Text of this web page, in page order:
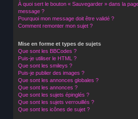
À quoi sert le bouton « Sauvegarder » dans la
message ?
Pourquoi mon message doit être validé ?
Comment remonter mon sujet ?
Mise en forme et types de sujets
Que sont les BBCodes ?
Puis-je utiliser le HTML ?
Que sont les smileys ?
Puis-je publier des images ?
Que sont les annonces globales ?
Que sont les annonces ?
Que sont les sujets épinglés ?
Que sont les sujets verrouillés ?
Que sont les icônes de sujet ?